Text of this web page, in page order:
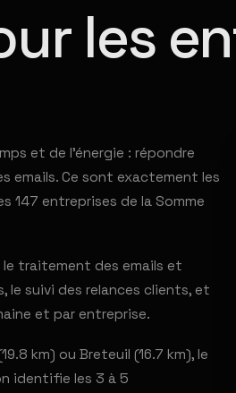
les
et de l'énergie : répondre
emails. Ce sont exactement les
147 entreprises de la Somme
traitement des emails et
le suivi des relances clients, et
et par entreprise.
km) ou Breteuil (16.7 km), le
identifie les 3 à 5